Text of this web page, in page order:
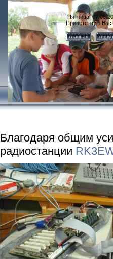
Пятница,
Приветствую Вас
главная
Благодаря общим
радиостанции